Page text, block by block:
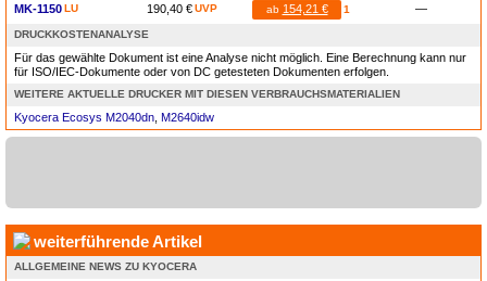
MK-1150LU 190,40 € UVP ab 154,21 € 1 —
DRUCKKOSTENANALYSE
Für das gewählte Dokument ist eine Analyse nicht möglich. Eine Berechnung kann nur
für ISO/IEC-Dokumente oder von DC getesteten Dokumenten erfolgen.
WEITERE AKTUELLE DRUCKER MIT DIESEN VERBRAUCHSMATERIALIEN
Kyocera Ecosys M2040dn M2640idw
weiterführende Artikel
ALLGEMEINE NEWS ZU KYOCERA